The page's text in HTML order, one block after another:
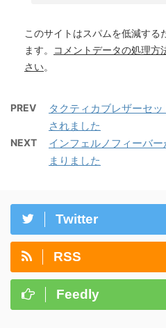
このサイトはスパムを低減す
ます。
コメントデータの処理方
さい。
PREV
タクティカブレザーセ
されました
NEXT
インフェルノフィーバ
まりました
Twitter
RSS
Feedly